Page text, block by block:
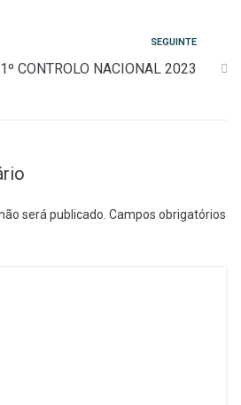
SEGUINTE
1º CONTROLO NACIONAL 2023
será publicado. Campos obrigatórios